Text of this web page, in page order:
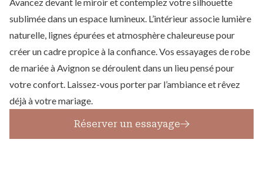
sublimée dans un espace lumineux. L’intérieur associe lumière
naturelle, lignes épurées et atmosphère chaleureuse pour
créer un cadre propice à la confiance. Vos essayages de robe
de mariée à Avignon se déroulent dans un lieu pensé pour
votre confort. Laissez-vous porter par l’ambiance et rêvez
déjà à votre mariage.
Réserver un essayage